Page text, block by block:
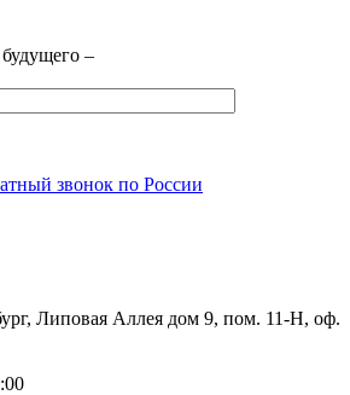
–
звонок по России
Липовая Аллея дом 9, пом. 11-Н, оф.